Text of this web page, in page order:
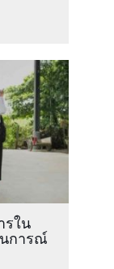
รใน
การณ์